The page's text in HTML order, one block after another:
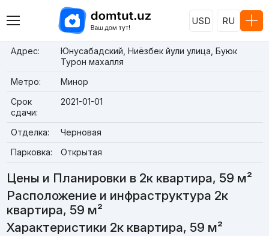
USD RU
Адрес:
Юнусабадский, Ниёзбек йули улица, Буюк
Турон махалля
Метро:
Минор
Срок
сдачи:
2021-01-01
Отделка:
Черновая
Парковка:
Открытая
Цены и Планировки в 2к квартира, 59 м²
Расположение и инфраструктура 2к
квартира, 59 м²
Характеристики 2к квартира, 59 м²